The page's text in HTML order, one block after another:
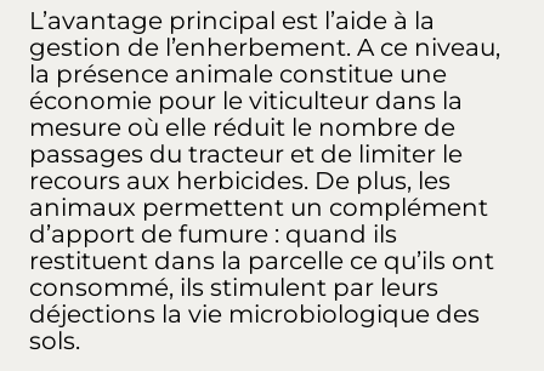
L’avantage principal est l’aide à la
gestion de l’enherbement. A ce niveau,
la présence animale constitue une
économie pour le viticulteur dans la
mesure où elle réduit le nombre de
passages du tracteur et de limiter le
recours aux herbicides. De plus, les
animaux permettent un complément
d’apport de fumure : quand ils
restituent dans la parcelle ce qu’ils ont
consommé, ils stimulent par leurs
déjections la vie microbiologique des
sols.